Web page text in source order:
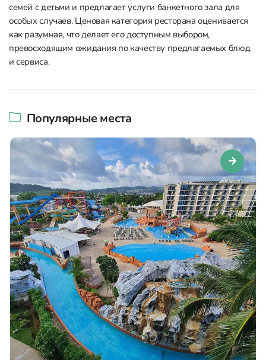
семей с детьми и предлагает услуги банкетного зала для
особых случаев. Ценовая категория ресторана оценивается
как разумная, что делает его доступным выбором,
превосходящим ожидания по качеству предлагаемых блюд
и сервиса.
Популярные места